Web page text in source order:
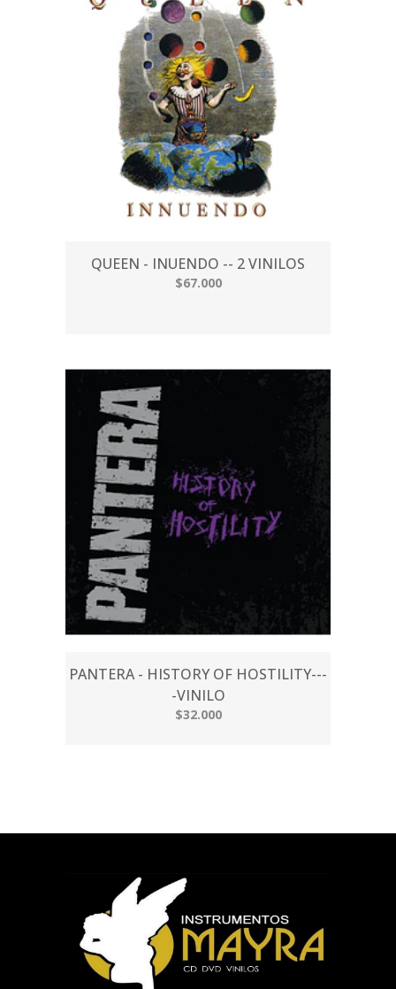
QUEEN - INUENDO -- 2 VINILOS
$67.000
PANTERA - HISTORY OF HOSTILITY---
-VINILO
$32.000